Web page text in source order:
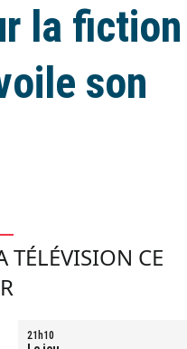
la fiction
son
TÉLÉVISION CE
21h10